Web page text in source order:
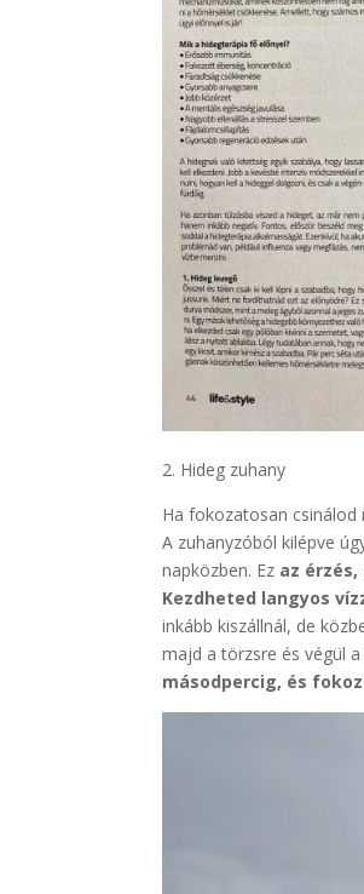
2. Hideg zuhany
Ha fokozatosan
A zuhanyzóból kilépve
napközben. Ez az
Kezdheted langyos
inkább kiszállnál, de
majd a törzsre és végül
másodpercig, és